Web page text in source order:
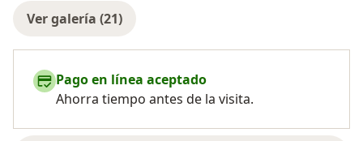
Ver galería (21)
Pago en línea aceptado
Ahorra tiempo antes de la visita.